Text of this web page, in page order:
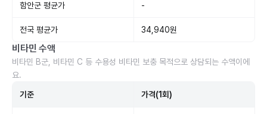
함안군 평균가 -
전국 평균가 34,940원
비타민 수액
비타민 B군, 비타민 C 등 수용성 비타민 보충 목적으로 상담되는 수액이에
요.
기준 가격(1회)